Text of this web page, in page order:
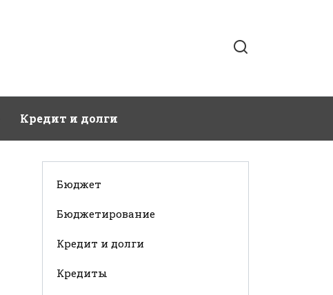
Кредит и долги
Бюджет
Бюджетирование
Кредит и долги
Кредиты